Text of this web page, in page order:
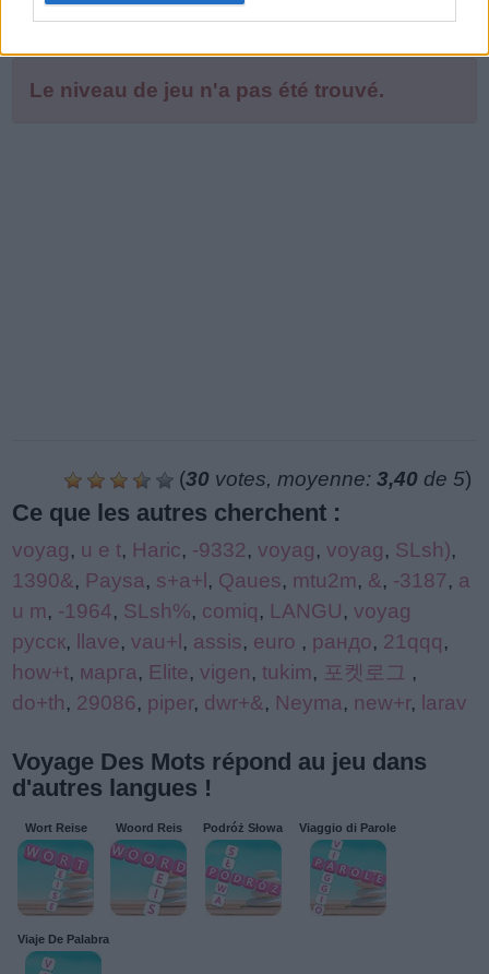
Le niveau de jeu n'a pas été trouvé.
(30 votes, moyenne: 3,40 de 5)
Ce que les autres cherchent :
voyag, u e t, Haric, -9332, voyag, voyag, SLsh),
1390&, Paysa, s+a+l, Qaues, mtu2m, &, -3187, a
u m, -1964, SLsh%, comiq, LANGU, voyag
русск, llave, vau+l, assis, euro , рандо, 21qqq,
how+t, марга, Elite, vigen, tukim, 포켓로그 ,
do+th, 29086, piper, dwr+&, Neyma, new+r, larav
Voyage Des Mots répond au jeu dans
d'autres langues !
Wort Reise Woord Reis Podróż Słowa Viaggio di Parole
Viaje De Palabra